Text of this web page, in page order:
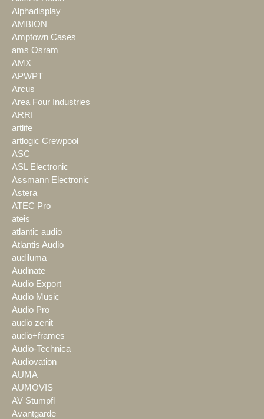
Alphadisplay
AMBION
Amptown Cases
ams Osram
AMX
APWPT
Arcus
Area Four Industries
ARRI
artlife
artlogic Crewpool
ASC
ASL Electronic
Assmann Electronic
Astera
ATEC Pro
ateis
atlantic audio
Atlantis Audio
audiluma
Audinate
Audio Export
Audio Music
Audio Pro
audio zenit
audio+frames
Audio-Technica
Audiovation
AUMA
AUMOVIS
AV Stumpfl
Avantgarde